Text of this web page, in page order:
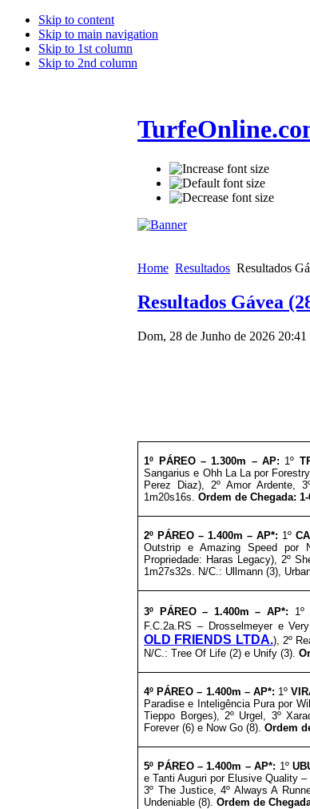
Skip to content
Skip to main navigation
Skip to 1st column
Skip to 2nd column
Home Resultados Resultados
Resultados Gávea
Dom, 28 de Junho de 2026 20:41
1º PÁREO –1.300m – AP: 1º
Sangarius e Ohh La La por
Perez Diaz), 2º Amor Ardente,
1m20s16s.Ordem de Chegada: 1-
2º PÁREO –1.400m – AP*: 1º
Outstrip e Amazing Speed por
Propriedade: Haras Legacy), 2º
1m27s32s. N/C.: Ullmann (3),
3º PÁREO – 1.400m – AP*: 1º
F.C.2a.RS – Drosselmeyer e
OLD FRIENDS LTDA.), 2º
N/C.: Tree Of Life (2) e Unify (3).
4º PÁREO – 1.400m – AP*: 1º
Paradise e Inteligência Pura por
Tieppo Borges), 2º Urgel, 3º
Forever (6) e Now Go (8).Ordem
5º PÁREO –1.400m – AP*: 1º
e Tanti Auguri por Elusive Quality
3º The Justice, 4º Always A
Undeniable (8).Ordem de